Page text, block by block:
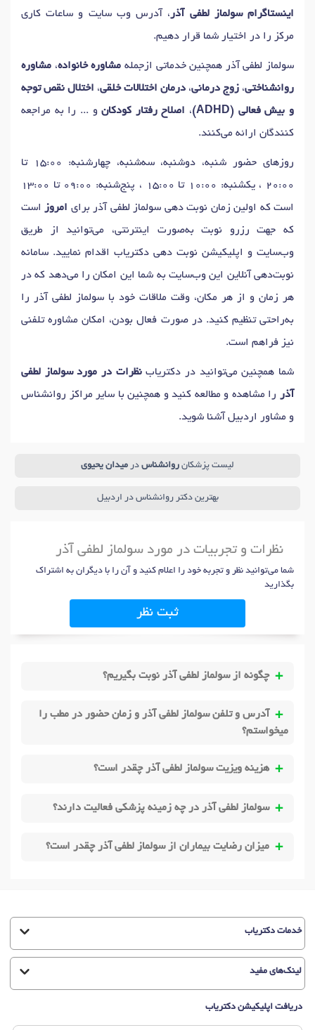
اینستاگرام سولماز لطفی آذر، آدرس وب سایت و ساعات کاری
مرکز را در اختیار شما قرار دهیم.
سولماز لطفی آذر همچنین خدماتی ازجمله مشاوره خانواده، مشاوره
روانشناختی، زوج درمانی، درمان اختلالات خلقی، اختلال نقص توجه
و بیش فعالی (ADHD)
، اصلاح رفتار کودکانو ... را به مراجعه
کنندگان ارائه می‌کنند.
روزهای حضور شنبه، دوشنبه، سه‌شنبه، چهارشنبه: 15:00 تا
20:00 ، یکشنبه: 10:00 تا 15:00 ، پنج‌شنبه: 09:00 تا 13:00
است که اولین زمان نوبت دهی سولماز لطفی آذر برای امروزاست
که جهت رزرو نوبت به‌صورت اینترنتی، می‌توانید از طریق
وب‌سایت و اپلیکیشن نوبت دهی دکتریاب اقدام نمایید. سامانه
نوبت‌دهی آنلاین این وب‌سایت به شما این امکان را می‌دهد که در
هر زمان و از هر مکان، وقت ملاقات خود با سولماز لطفی آذر را
به‌راحتی تنظیم کنید. در صورت فعال بودن، امکان مشاوره تلفنی
نیز فراهم است.
شما همچنین می‌توانید در دکتریابنظرات در مورد سولماز لطفی
آذر را مشاهده و مطالعه کنید و همچنین با سایر مراکز روانشناس
و مشاور اردبیل آشنا شوید.
لیست پزشکان روانشناس در میدان یحیوی
بهترین دکتر روانشناس در اردبیل
نظرات و تجربیات در مورد سولماز لطفی آذر
شما می‌توانید نظر و تجربه خود را اعلام کنید و آن را با دیگران به اشتراک
بگذارید
ثبت نظر
چگونه از سولماز لطفی آذر نوبت بگیریم؟
آدرس و تلفن سولماز لطفی آذر و زمان حضور در مطب را
میخواستم؟
هزینه ویزیت سولماز لطفی آذر چقدر است؟
سولماز لطفی آذر در چه زمینه پزشکی فعالیت دارند؟
میزان رضایت بیماران از سولماز لطفی آذر چقدر است؟
خدمات دکتریاب
لینک‌های مفید
دریافت اپلیکیشن دکتریاب